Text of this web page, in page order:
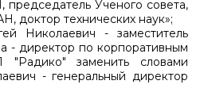
Ученого совета,
доктор технических наук»;
Николаевич - заместитель
- директор по корпоративным
заменить словами
- генеральный директор